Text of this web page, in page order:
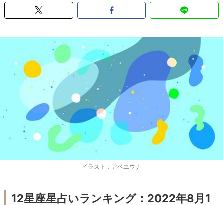
イラスト：アベユウナ
12星座星占いランキング：2022年8月1